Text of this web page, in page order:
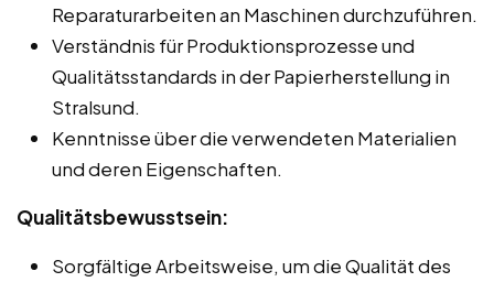
Reparaturarbeiten an Maschinen durchzuführen.
Verständnis für Produktionsprozesse und
Qualitätsstandards in der Papierherstellung in
Stralsund.
Kenntnisse über die verwendeten Materialien
und deren Eigenschaften.
Qualitätsbewusstsein:
Sorgfältige Arbeitsweise, um die Qualität des